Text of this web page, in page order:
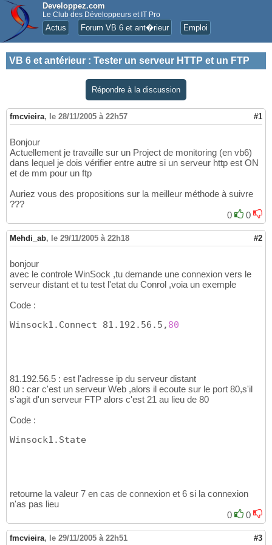
Developpez.com
Le Club des Développeurs et IT Pro
Actus Forum VB 6 et ant�rieur Emploi
VB 6 et antérieur : Tester un serveur HTTP et un FTP
Répondre à la discussion
fmcvieira, le 28/11/2005 à 22h57 #1
Bonjour
Actuellement je travaille sur un Project de monitoring (en vb6)
dans lequel je dois vérifier entre autre si un serveur http est ON
et de mm pour un ftp
Auriez vous des propositions sur la meilleur méthode à suivre
???
0
0
Mehdi_ab, le 29/11/2005 à 22h18 #2
bonjour
avec le controle WinSock ,tu demande une connexion vers le
serveur distant et tu test l'etat du Conrol ,voia un exemple
Code :
Winsock1.Connect 81.192.56.5, 80
81.192.56.5 : est l'adresse ip du serveur distant
80 : car c'est un serveur Web ,alors il ecoute sur le port 80,s'il
s'agit d'un serveur FTP alors c'est 21 au lieu de 80
Code :
Winsock1.State
retourne la valeur 7 en cas de connexion et 6 si la connexion
n'as pas lieu
0
0
fmcvieira, le 29/11/2005 à 22h51 #3